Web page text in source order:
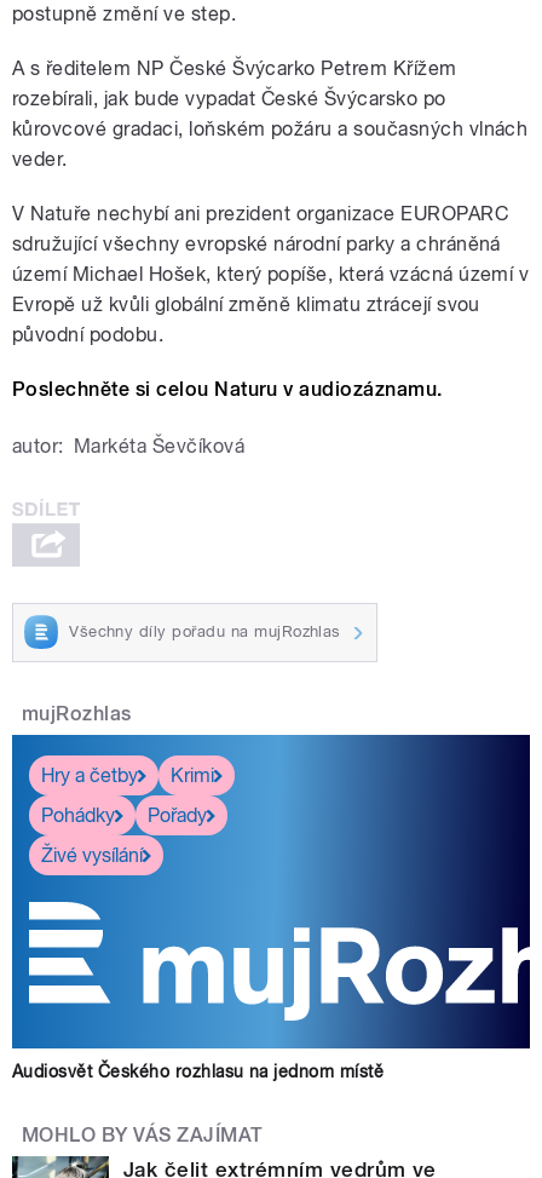
postupně změní ve step.
A s ředitelem NP České Švýcarko Petrem Křížem
rozebírali, jak bude vypadat České Švýcarsko po
kůrovcové gradaci, loňském požáru a současných vlnách
veder.
V Natuře nechybí ani prezident organizace EUROPARC
sdružující všechny evropské národní parky a chráněná
území Michael Hošek, který popíše, která vzácná území v
Evropě už kvůli globální změně klimatu ztrácejí svou
původní podobu.
Poslechněte si celou Naturu v audiozáznamu.
autor: Markéta Ševčíková
Všechny díly pořadu na mujRozhlas
mujRozhlas
Hry a četby
Krimi
Pohádky
Pořady
Živé vysílání
Audiosvět Českého rozhlasu na jednom místě
MOHLO BY VÁS ZAJÍMAT
Jak čelit extrémním vedrům ve